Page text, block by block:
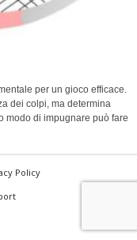
per un gioco efficace.
dei colpi, ma determina
modo di impugnare può fare
Policy